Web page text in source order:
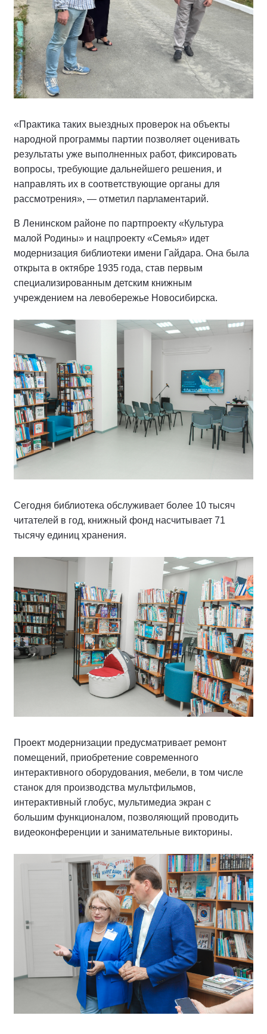
«Практика таких выездных проверок на объекты
народной программы партии позволяет оценивать
результаты уже выполненных работ, фиксировать
вопросы, требующие дальнейшего решения, и
направлять их в соответствующие органы для
рассмотрения», — отметил парламентарий.
В Ленинском районе по партпроекту «Культура
малой Родины» и нацпроекту «Семья» идет
модернизация библиотеки имени Гайдара. Она была
открыта в октябре 1935 года, став первым
специализированным детским книжным
учреждением на левобережье Новосибирска.
Сегодня библиотека обслуживает более 10 тысяч
читателей в год, книжный фонд насчитывает 71
тысячу единиц хранения.
Проект модернизации предусматривает ремонт
помещений, приобретение современного
интерактивного оборудования, мебели, в том числе
станок для производства мультфильмов,
интерактивный глобус, мультимедиа экран с
большим функционалом, позволяющий проводить
видеоконференции и занимательные викторины.